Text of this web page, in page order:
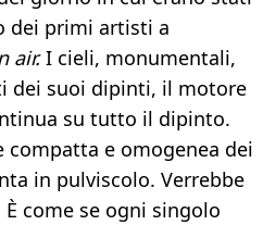
dei primi artisti a
air.I cieli, monumentali,
dei suoi dipinti, il motore
su tutto il dipinto.
e omogenea dei
in pulviscolo. Verrebbe
come se ogni singolo